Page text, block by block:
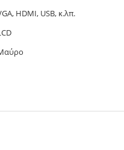
HDMI, USB, κ.λπ.